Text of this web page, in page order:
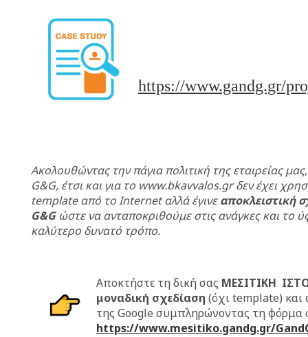
https://www.gandg.gr/
Ακολουθώντας την πάγια πολιτική της εταιρείας
G&G, έτσι και για το www.bkavvalos.gr δεν έχει
template από το Internet αλλά έγινεαποκλειστική
G&Gώστε να ανταποκριθούμε στις ανάγκες και το
καλύτερο δυνατό τρόπο.
Αποκτήστε τη δική σας ΜΕΣΙΤΙΚΗ
μοναδική σχεδίαση (όχι template) και
της Google συμπληρώνοντας τη φόρμα
https://www.mesitiko.gandg.gr/